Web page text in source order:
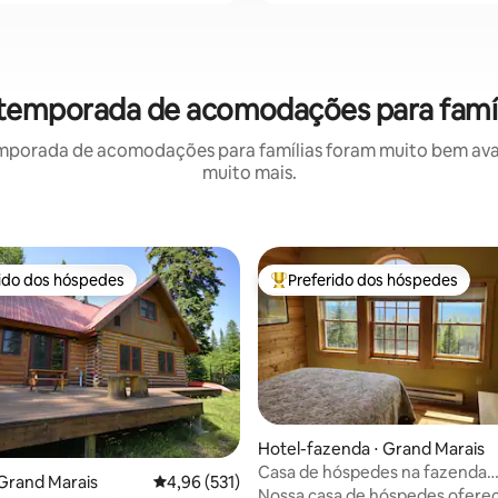
de acomodações para
de acomodações para famílias foram muito bem
muito mais.
preferidos dos hóspedes
dos hóspedes
Marais 4,96 de uma avaliação média de 5, 531
4,96 (531)
Entre os melhores preferidos
Preferido dos hóspedes
Hotel-fazenda ⋅ Grand Marais
Casa de hóspedes na fazenda
Hawkweed